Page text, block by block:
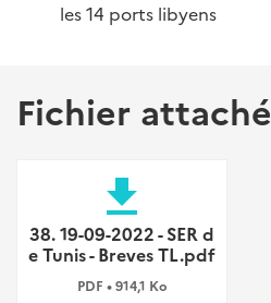
les 14 ports libyens
Fichier attaché
file_download
38. 19-09-2022 - SER d
e Tunis - Breves TL.pdf
PDF • 914,1 Ko